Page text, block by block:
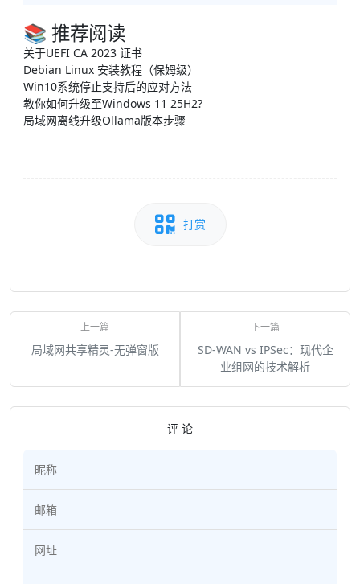
📚 推荐阅读
关于UEFI CA 2023 证书
Debian Linux 安装教程（保姆级）
Win10系统停止支持后的应对方法
教你如何升级至Windows 11 25H2?
局域网离线升级Ollama版本步骤
打赏
局域网共享精灵-无弹窗版
SD-WAN vs IPSec：现代企
业组网的技术解析
评 论